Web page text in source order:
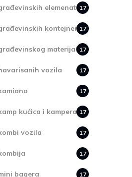
elemenata17
kontejnera17
materijala17
vozila 17
17
kućica i kampera 17
vozila 17
17
bagera 17